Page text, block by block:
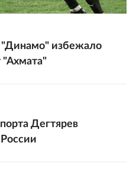
"Динамо" избежало
"Ахмата"
Дегтярев